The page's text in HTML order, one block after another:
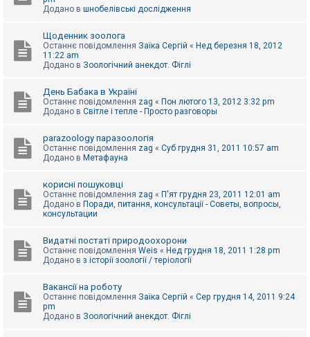
Додано в шнобелівські дослідження
Щоденник зоолога
Останнє повідомлення Заїка Сергій « Нед березня 18, 2012
11:22 am
Додано в Зоологічний анекдот. Фіглі
День Бабака в Україні
Останнє повідомлення zag « Пон лютого 13, 2012 3:32 pm
Додано в Світле і тепле - Просто разговоры
parazoology паразоологія
Останнє повідомлення zag « Суб грудня 31, 2011 10:57 am
Додано в Метафауна
корисні пошуковці
Останнє повідомлення zag « П'ят грудня 23, 2011 12:01 am
Додано в Поради, питання, консультації - Советы, вопросы,
консультации
Видатні постаті природоохорони
Останнє повідомлення Weis « Нед грудня 18, 2011 1:28 pm
Додано в з історії зоології / теріології
Вакансії на роботу
Останнє повідомлення Заїка Сергій « Сер грудня 14, 2011 9:24
pm
Додано в Зоологічний анекдот. Фіглі